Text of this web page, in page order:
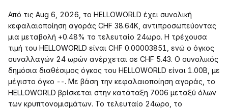
Από τις Aug 6, 2026, το HELLOWORLD έχει συνολική
κεφαλαιοποίηση αγοράς CHF 38.64K, αντιπροσωπεύοντας
μια μεταβολή +0.48% το τελευταίο 24ωρο. Η τρέχουσα
τιμή του HELLOWORLD είναι CHF 0.00003851, ενώ ο όγκος
συναλλαγών 24 ωρών ανέρχεται σε CHF 5.43. Ο συνολικός
δημόσια διαθέσιμος όγκος του HELLOWORLD είναι 1.00B, με
μέγιστο όγκο --. Με βάση την κεφαλαιοποίηση αγοράς, το
HELLOWORLD βρίσκεται στην κατάταξη 7006 μεταξύ όλων
των κρυπτονομισμάτων. Το τελευταίο 24ωρο, το